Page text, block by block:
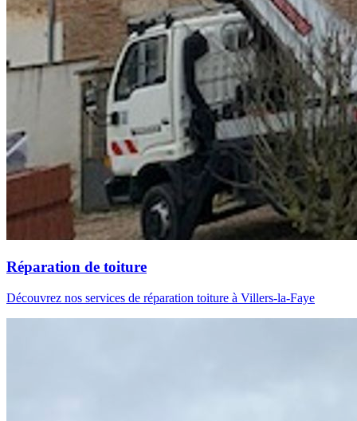
Réparation de toiture
Découvrez nos services de réparation toiture à Villers-la-Faye